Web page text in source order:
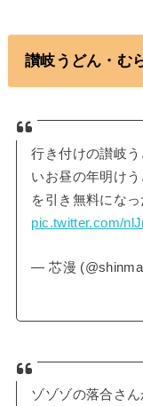
讃岐うどん・む
行き付けの讃岐
いお昼の年明け
を引き無料になっ
pic.twitter.com/
— 芯漫
ゾゾゾの落合さ